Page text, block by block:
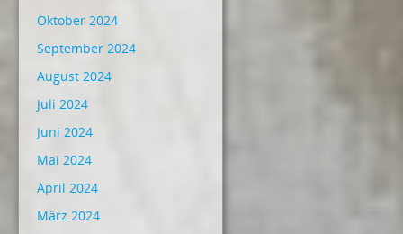
Oktober 2024
September 2024
August 2024
Juli 2024
Juni 2024
Mai 2024
April 2024
März 2024